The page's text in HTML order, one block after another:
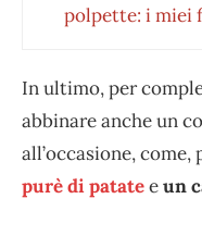
polpette: i miei
In ultimo, per
abbinare anche un
all’occasione,
purè di patateeun